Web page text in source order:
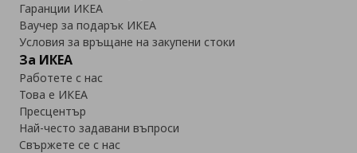
Гаранции ИКЕА
Ваучер за подарък ИКЕА
Условия за връщане на закупени стоки
За ИКЕА
Работете с нас
Това е ИКЕА
Пресцентър
Най-често задавани въпроси
Свържете се с нас